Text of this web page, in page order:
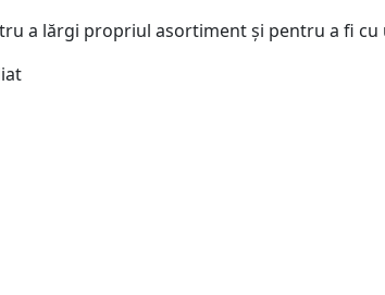
a lărgi propriul asortiment și pentru a fi